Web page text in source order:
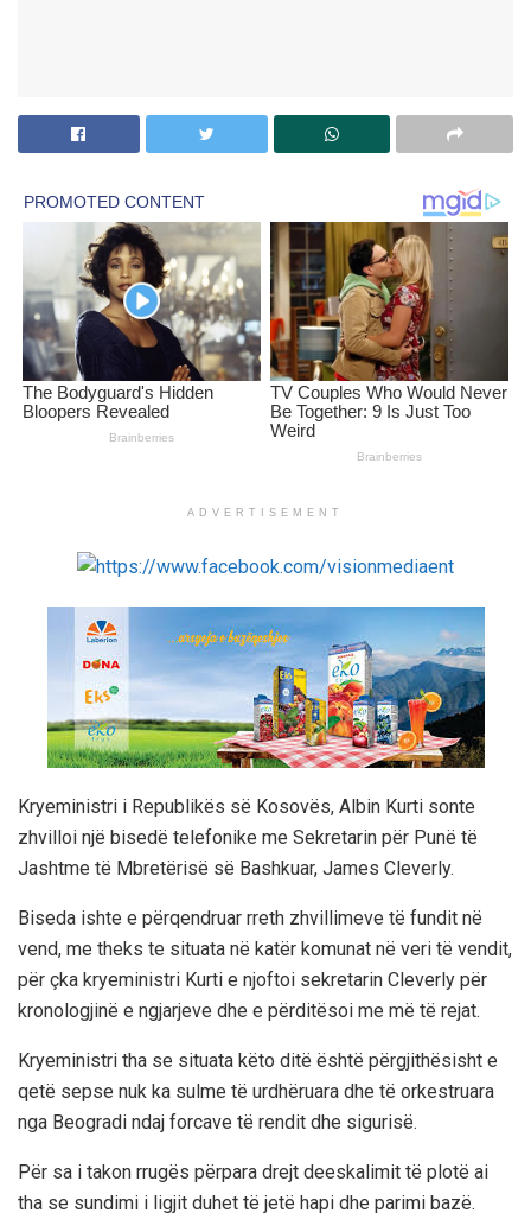
ADVERTISEMENT
Kryeministri i Republikës së Kosovës, Albin Kurti sonte
zhvilloi një bisedë telefonike me Sekretarin për Punë të
Jashtme të Mbretërisë së Bashkuar, James Cleverly.
Biseda ishte e përqendruar rreth zhvillimeve të fundit në
vend, me theks te situata në katër komunat në veri të vendit,
për çka kryeministri Kurti e njoftoi sekretarin Cleverly për
kronologjinë e ngjarjeve dhe e përditësoi me më të rejat.
Kryeministri tha se situata këto ditë është përgjithësisht e
qetë sepse nuk ka sulme të urdhëruara dhe të orkestruara
nga Beogradi ndaj forcave të rendit dhe sigurisë.
Për sa i takon rrugës përpara drejt deeskalimit të plotë ai
tha se sundimi i ligjit duhet të jetë hapi dhe parimi bazë.